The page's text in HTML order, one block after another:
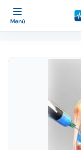
Menú